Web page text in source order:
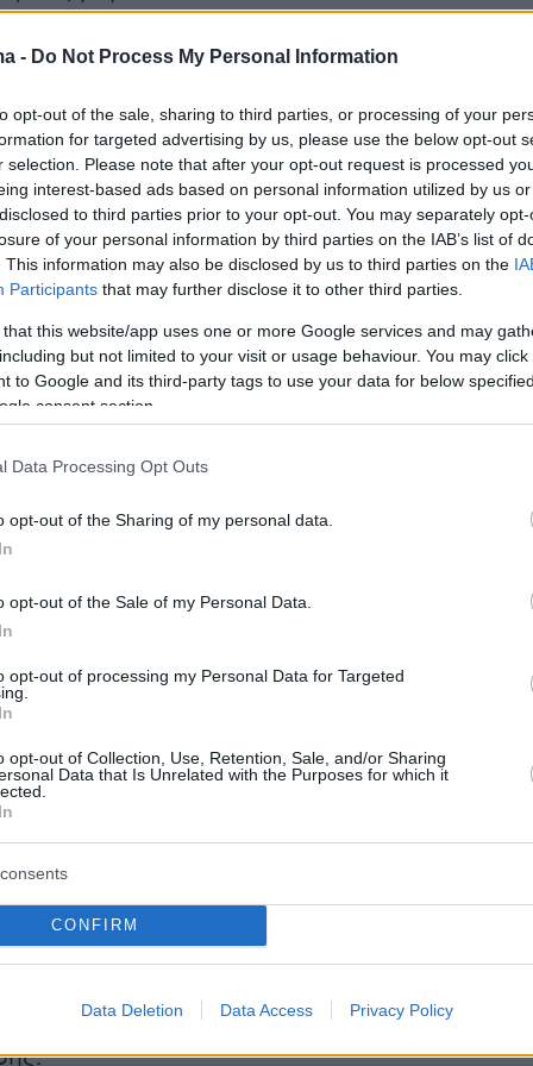
- Do Not Process My Personal Information
opt-out of the sale, sharing to third parties, or processing of your
for targeted advertising by us, please use the below opt-out
selection. Please note that after your opt-out request is processed
interest-based ads based on personal information utilized by us
to third parties prior to your opt-out. You may separately
of your personal information by third parties on the IAB’s list of
This information may also be disclosed by us to third parties on the
Participants that may further disclose it to other third parties.
that this website/app uses one or more Google services and may
but not limited to your visit or usage behaviour. You may
to Google and its third-party tags to use your data for below
consent section.
Data Processing Opt Outs
opt-out of the Sharing of my personal data.
opt-out of the Sale of my Personal Data.
opt-out of processing my Personal Data for Targeted
opt-out of Collection, Use, Retention, Sale, and/or Sharing
Data that Is Unrelated with the Purposes for which it
CONFIRM
Data Deletion Data Access Privacy Policy
αυτές τις τεράστιες αυξήσεις στις
μέτρων λόγω της εξάπλωσης τουνέου
ακόμη και σε βάθος χρόνου, οι
πολύ, που υπερκαλύπτουν την
του 2020.
αποτοξίνωσης από αλκοόλ και
ζητήσει από τα μέλη τους να είναι
το... lockdown είναι πιθανό να τους
βλαβερές για την υγεία τους εξαρτήσεις.
να... ξεχνούν την ανασφάλεια για την
εργασιακό μέλλον τους και το οικονομικό
θα έχει διαμορφωθεί την επομένη της
19. Σε κάθε περίπτωση, με τα παράθυρα
αμερικανικές οικογένειες -και όχι μόνο-
πολλαπλάσια.
φάση, ωστόσο, μένουμε σπίτι και επιλέγουμε
βλαβερό από το αλκοόλ ή άλλες ουσίες